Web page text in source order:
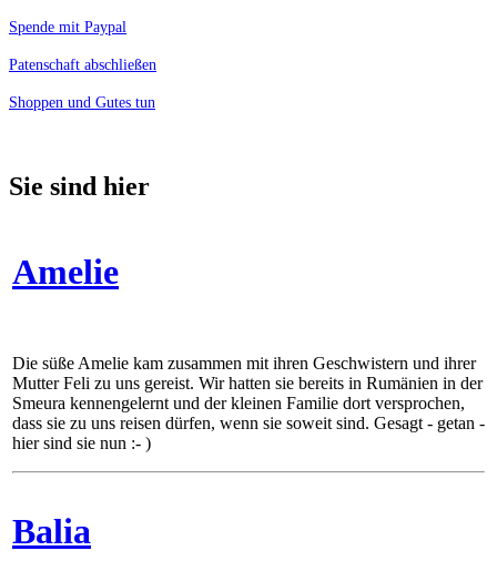
Spende mit Paypal
Patenschaft abschließen
Shoppen und Gutes tun
Sie sind hier
Amelie
Die süße Amelie kam zusammen mit ihren Geschwistern und ihrer
Mutter Feli zu uns gereist. Wir hatten sie bereits in Rumänien in der
Smeura kennengelernt und der kleinen Familie dort versprochen,
dass sie zu uns reisen dürfen, wenn sie soweit sind. Gesagt - getan -
hier sind sie nun :- )
Balia